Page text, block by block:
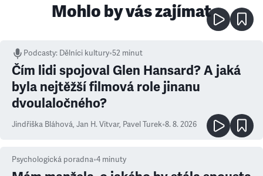
Mohlo by vás zajímat
Podcasty: Dělníci kultury•52 minut
Čím lidi spojoval Glen Hansard? A jaká
byla nejtěžší filmová role jinanu
dvoulaločného?
Jindřiška Bláhová, Jan H. Vitvar, Pavel Turek•8. 8. 2026
Psychologická poradna•4 minuty